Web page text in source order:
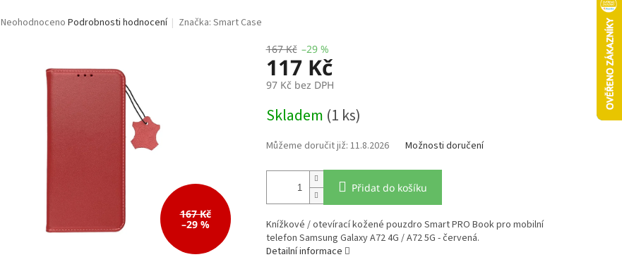
Průměrné
Neohodnoceno Podrobnosti hodnocení Značka:Smart Case
167 Kč
–29 %
167 Kč –29 %
117 Kč
97 Kč bez DPH
cena:
Skladem (1 ks)
11.8.2026 Možnosti doručení
Přidat do košíku
Knížkové / otevírací kožené pouzdro Smart PRO Book pro mobilní
telefon Samsung Galaxy A72 4G / A72 5G - červená.
Detailní informace